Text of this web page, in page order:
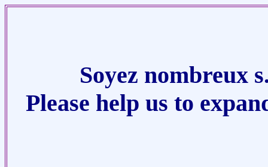
Soyez nombreux
Please help us to